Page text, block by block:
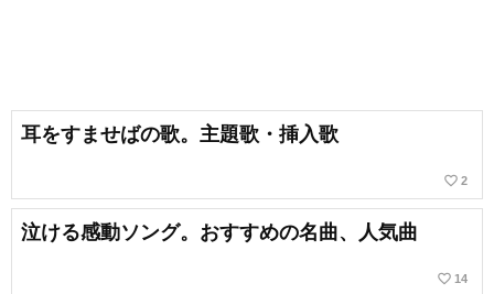
耳をすませばの歌。主題歌・挿入歌
favorite_border 2
泣ける感動ソング。おすすめの名曲、人気曲
favorite_border 14